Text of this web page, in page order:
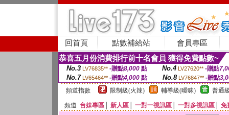
回首頁 點數補給站 會員專區
恭喜五月份消費排行前十名會員 獲得免費點數~
No.3 LV76835** -贈點8,000點 No.4 LV27620** -贈點
No.7 LV65464** -贈點4,000 點 No.8 LV76847** -贈點
頻道指數
限制級(火辣) 輔導級(曖昧) 普通
頻道 台妹專區 新人區 一對一視訊區 一對多視訊區 免